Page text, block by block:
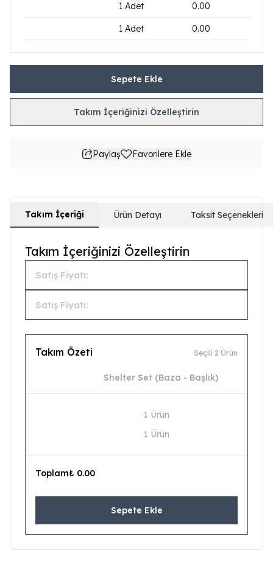
1 Adet 0.00
1 Adet 0.00
Sepete Ekle
Takım İçeriğinizi Özelleştirin
Paylaş Favorilere Ekle
Takım İçeriği Ürün Detayı Taksit Seçenekleri
Takım İçeriğinizi Özelleştirin
Satış Fiyatı:
Satış Fiyatı:
Takım Özeti Seçili 2 Ürün
Shelter Set (Baza - Başlık)
1 Ürün
1 Ürün
Toplam₺ 0.00
Sepete Ekle